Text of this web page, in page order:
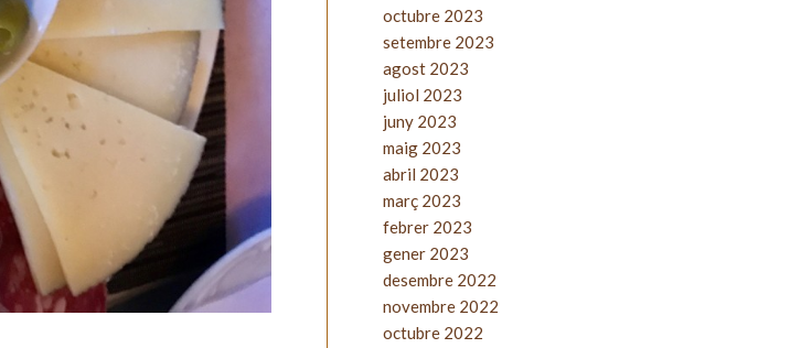
octubre 2023
setembre 2023
agost 2023
juliol 2023
juny 2023
maig 2023
abril 2023
març 2023
febrer 2023
gener 2023
desembre 2022
novembre 2022
octubre 2022